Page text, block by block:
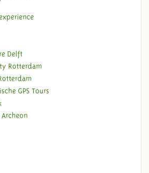
Delft
Rotterdam
GPS Tours